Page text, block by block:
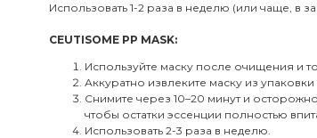
Использовать 1-2 раза в неделю (или чаще, в
CEUTISOME PP MASK:
Используйте маску после очищения и
Аккуратно извлеките маску из
Снимите через 10–20 минут и
чтобы остатки эссенции полностью
Использовать 2-3 раза в неделю.